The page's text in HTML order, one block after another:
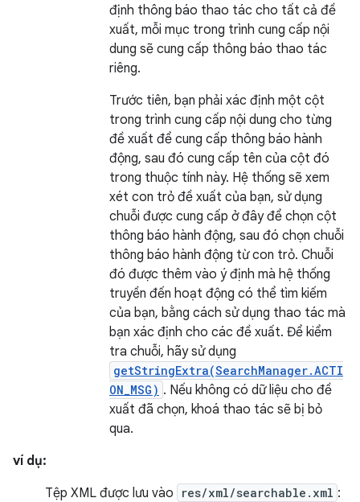
định thông báo thao tác cho tất cả đề
xuất, mỗi mục trong trình cung cấp nội
dung sẽ cung cấp thông báo thao tác
riêng.
Trước tiên, bạn phải xác định một cột
trong trình cung cấp nội dung cho từng
đề xuất để cung cấp thông báo hành
động, sau đó cung cấp tên của cột đó
trong thuộc tính này. Hệ thống sẽ xem
xét con trỏ đề xuất của bạn, sử dụng
chuỗi được cung cấp ở đây để chọn cột
thông báo hành động, sau đó chọn chuỗi
thông báo hành động từ con trỏ. Chuỗi
đó được thêm vào ý định mà hệ thống
truyền đến hoạt động có thể tìm kiếm
của bạn, bằng cách sử dụng thao tác mà
bạn xác định cho các đề xuất. Để kiểm
tra chuỗi, hãy sử dụng
getStringExtra(SearchManager.ACTI
ON_MSG) . Nếu không có dữ liệu cho đề
xuất đã chọn, khoá thao tác sẽ bị bỏ
qua.
ví dụ:
Tệp XML được lưu vào
res/xml/searchable.xml :